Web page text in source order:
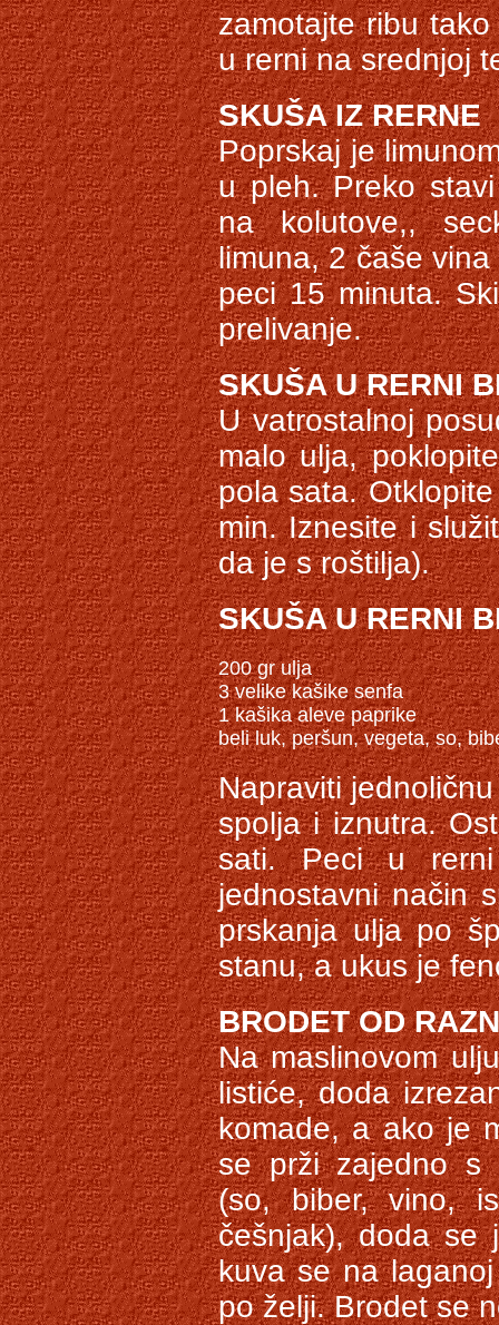
zamotajte ribu
u rerni na srednjoj
SKUŠA IZ RERNE
Poprskaj je
u pleh. Preko
na kolutove,,
limuna, 2 čaše
peci 15 minuta.
prelivanje.
SKUŠA U RERNI
U vatrostalnoj
malo ulja,
pola sata.
min. Iznesite i
da je s roštilja).
SKUŠA U RERNI
200 gr ulja
3 velike kašike senfa
1 kašika aleve paprike
Napraviti
spolja i iznutra.
sati. Peci u
jednostavni način
prskanja ulja po
stanu, a ukus je
BRODET OD
Na maslinovom
listiće, doda
komade, a ako je
se prži zajedno s
(so, biber, vino,
češnjak), doda se
kuva se na
po želji. Brodet se